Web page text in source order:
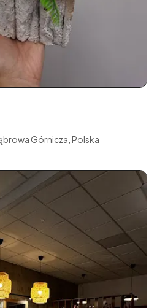
Górnicza, Polska